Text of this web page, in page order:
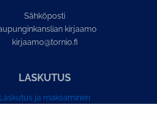
Sähköposti
kirjaamo
kirjaamo@tornio.fi
LASKUTUS
Laskutus ja maksaminen